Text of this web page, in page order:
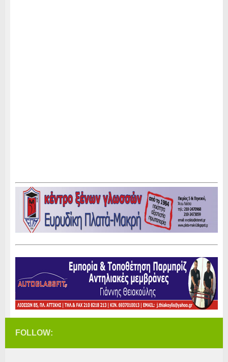
FOLLOW: